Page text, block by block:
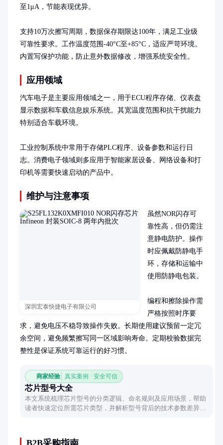
至1μA，节能表现优异。
支持10万次擦写周期，数据保存期限达100年，满足工业级
可靠性要求。工作温度范围-40°C至+85°C，适应严苛环境。
内置写保护功能，防止意外数据修改，增强系统安全性。
应用领域
汽车电子是主要应用领域之一，用于ECU程序存储、仪表盘
显示数据和车载信息娱乐系统。其宽温度范围和抗干扰能力
特别适合车载环境。
工业控制系统中常用于存储PLC程序、设备参数和运行日
志。消费电子领域则多应用于智能家居设备、网络设备和打
印机等需要快速启动的产品中。
维护与注意事项
深圳宏泰快捷电子有限公司
虽然NOR闪存可
靠性高，但仍需注
意静电防护。操作
时应佩戴防静电手
环，存储和运输中
使用防静电包装。
编程和擦除操作需
严格按照时序要
求，避免电压不稳导致操作失败。长期使用建议预留一定冗
余空间，避免频繁擦写同一区域影响寿命。定期校验数据完
整性是保证系统可靠运行的好习惯。
商家经验 真实案例 · 安全可信
芯片型号大全
本文系统梳理芯片型号的分类逻辑、命名规则及应用场景，帮助
读者快速定位所需芯片类型，并解析型号背后的技术参数差异，
B2B采购指南